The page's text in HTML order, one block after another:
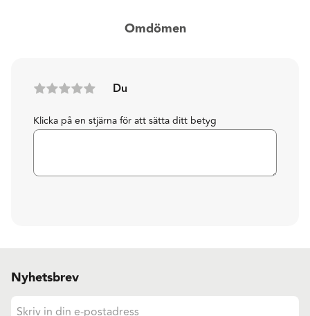
Omdömen
Du
Klicka på en stjärna för att sätta ditt betyg
Nyhetsbrev